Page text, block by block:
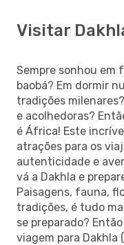
Visitar
Sempre sonhou em
baobá? Em dormir
tradições
e acolhedoras?
é África! Este
atrações para os
autenticidade e
vá a Dakhla e
Paisagens, fauna,
tradições, é tudo
se preparado?
viagem para Dakhla